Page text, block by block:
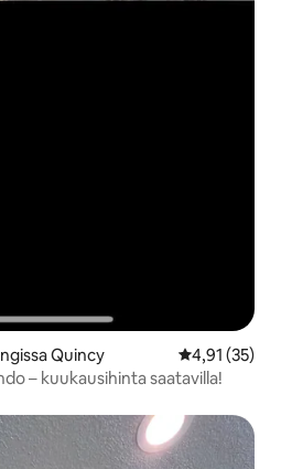
Quincy
4,91 (35)
– kuukausihinta saatavilla!